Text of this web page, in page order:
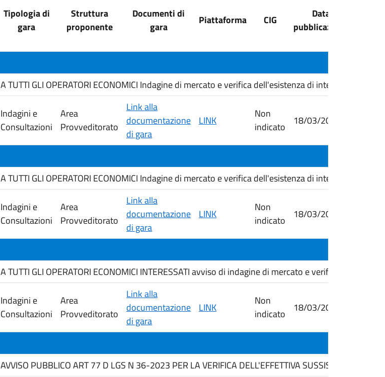
Tipologia di
gara
Struttura
proponente
Documenti di
gara
Piattaforma CIG
Data
pubblicazione
A TUTTI GLI OPERATORI ECONOMICI Indagine di mercato e verifica dell'esistenza di interesse
Indagini e
Consultazioni
Area
Provveditorato
Link alla
documentazione
di gara
LINK
Non
indicato
18/03/2026
A TUTTI GLI OPERATORI ECONOMICI Indagine di mercato e verifica dell'esistenza di interesse
Indagini e
Consultazioni
Area
Provveditorato
Link alla
documentazione
di gara
LINK
Non
indicato
18/03/2026
A TUTTI GLI OPERATORI ECONOMICI INTERESSATI avviso di indagine di mercato e verifica
Indagini e
Consultazioni
Area
Provveditorato
Link alla
documentazione
di gara
LINK
Non
indicato
18/03/2026
AVVISO PUBBLICO ART 77 D LGS N 36-2023 PER LA VERIFICA DELL'EFFETTIVA SUSSISTENZA DEL